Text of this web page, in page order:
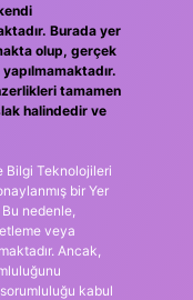
Burada yer
olup, gerçek
tamamen
halindedir ve
Bilgi Teknolojileri
bir Yer
nedenle,
veya
Ancak,
kabul